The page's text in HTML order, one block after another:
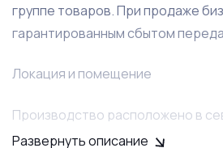
группе товаров. При продаже
гарантированным сбытом
Локация и помещение
Производство расположено в
Санкт-Петербурга, в отдельном
Развернуть описание